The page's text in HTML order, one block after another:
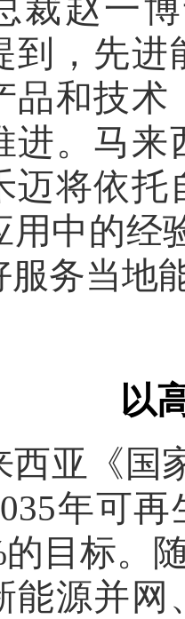
裁赵一
到，先进
品和技术
进。马来
迈将依托
用中的经
服务当地
以
西亚《国
年可
的目标。
能源并网